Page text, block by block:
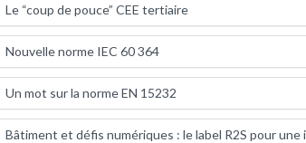
Le “coup de pouce” CEE tertiaire
Nouvelle norme IEC 60 364
Un mot sur la norme EN 15232
Bâtiment et défis numériques : le label R2S pour